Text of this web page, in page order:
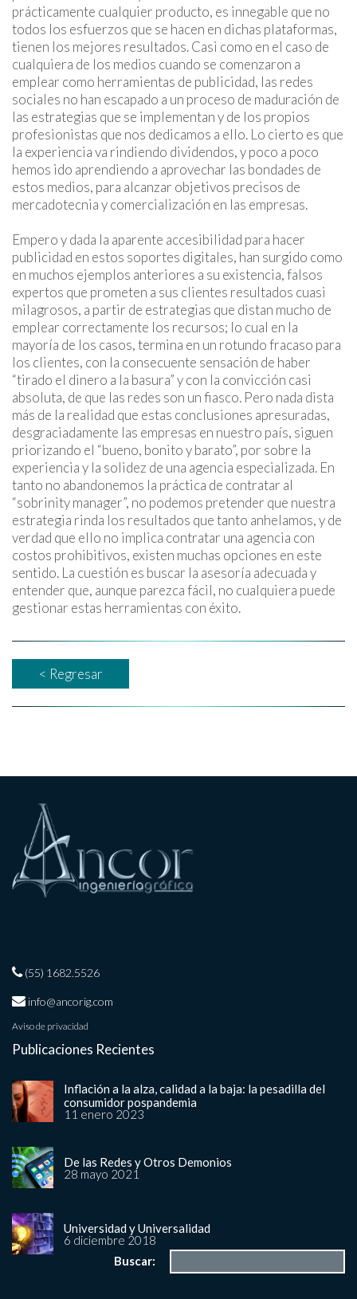
prácticamente cualquier producto, es innegable que no
todos los esfuerzos que se hacen en dichas plataformas,
tienen los mejores resultados. Casi como en el caso de
cualquiera de los medios cuando se comenzaron a
emplear como herramientas de publicidad, las redes
sociales no han escapado a un proceso de maduración de
las estrategias que se implementan y de los propios
profesionistas que nos dedicamos a ello. Lo cierto es que
la experiencia va rindiendo dividendos, y poco a poco
hemos ido aprendiendo a aprovechar las bondades de
estos medios, para alcanzar objetivos precisos de
mercadotecnia y comercialización en las empresas.
Empero y dada la aparente accesibilidad para hacer
publicidad en estos soportes digitales, han surgido como
en muchos ejemplos anteriores a su existencia, falsos
expertos que prometen a sus clientes resultados cuasi
milagrosos, a partir de estrategias que distan mucho de
emplear correctamente los recursos; lo cual en la
mayoría de los casos, termina en un rotundo fracaso para
los clientes, con la consecuente sensación de haber
“tirado el dinero a la basura” y con la convicción casi
absoluta, de que las redes son un fiasco. Pero nada dista
más de la realidad que estas conclusiones apresuradas,
desgraciadamente las empresas en nuestro país, siguen
priorizando el “bueno, bonito y barato”, por sobre la
experiencia y la solidez de una agencia especializada. En
tanto no abandonemos la práctica de contratar al
“sobrinity manager”, no podemos pretender que nuestra
estrategia rinda los resultados que tanto anhelamos, y de
verdad que ello no implica contratar una agencia con
costos prohibitivos, existen muchas opciones en este
sentido. La cuestión es buscar la asesoría adecuada y
entender que, aunque parezca fácil, no cualquiera puede
gestionar estas herramientas con éxito.
< Regresar
(55) 1682.5526
info@ancorig.com
Aviso de privacidad
Publicaciones Recientes
Inflación a la alza, calidad a la baja: la pesadilla del
consumidor pospandemia
11 enero 2023
De las Redes y Otros Demonios
28 mayo 2021
Universidad y Universalidad
6 diciembre 2018
Buscar: